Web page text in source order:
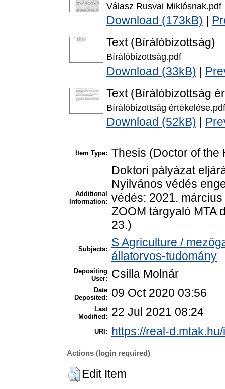
Válasz Rusvai Miklósnak.pdf
Download (173kB)
Text (Bírálóbizottság)
Bírálóbizottság.pdf
Download (33kB)
Text (Bírálóbizottság
Bírálóbizottság értékelése.pdf
Download (52kB)
Item Type: Thesis (Doctor of the
Additional
Information:
Doktori pályázat
Nyilvános védés
védés: 2021.
ZOOM tárgyaló MTA
23.)
Subjects:
S Agriculture /
állatorvos-tudomány
Depositing
User:
Csilla Molnár
Date
Deposited:
09 Oct 2020 03:56
Last
Modified:
22 Jul 2021 08:24
URI: https://real-
Actions (login required)
Edit Item